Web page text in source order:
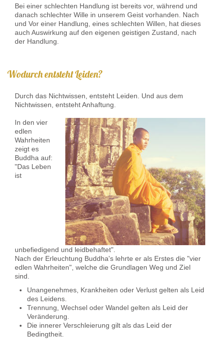
Bei einer schlechten Handlung ist bereits vor, während und
danach schlechter Wille in unserem Geist vorhanden. Nach
und Vor einer Handlung, eines schlechten Willen, hat dieses
auch Auswirkung auf den eigenen geistigen Zustand, nach
der Handlung.
Wodurch entsteht Leiden?
Durch das Nichtwissen, entsteht Leiden. Und aus dem
Nichtwissen, entsteht Anhaftung.
In den vier
edlen
Wahrheiten
zeigt es
Buddha auf:
"Das Leben
ist
unbefiedigend und leidbehaftet".
Nach der Erleuchtung Buddha's lehrte er als Erstes die "vier
edlen Wahrheiten", welche die Grundlagen Weg und Ziel
sind.
Unangenehmes, Krankheiten oder Verlust gelten als Leid
des Leidens.
Trennung, Wechsel oder Wandel gelten als Leid der
Veränderung.
Die innerer Verschleierung gilt als das Leid der
Bedingtheit.